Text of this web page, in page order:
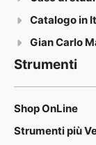
Catalogo in
Gian Carlo
Strumenti
Shop OnLine
Strumenti più